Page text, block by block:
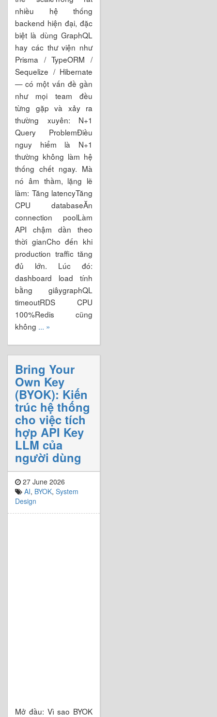
nhiều hệ thống
backend hiện đại, đặc
biệt là dùng GraphQL
hay các thư viện như
Prisma / TypeORM /
Sequelize / Hibernate
— có một vấn đề gần
như mọi team đều
từng gặp và xảy ra
thường xuyên: N+1
Query ProblemĐiều
nguy hiểm là N+1
thường không làm hệ
thống chết ngay. Mà
nó âm thầm, lặng lẽ
làm: Tăng latencyTăng
CPU databaseĂn
connection poolLàm
API chậm dần theo
thời gianCho đến khi
production traffic tăng
đủ lớn. Lúc đó:
dashboard load tính
bằng giâygraphQL
timeoutRDS CPU
100%Redis cũng
không ... »
Bring Your
Own Key
(BYOK): Kiến
trúc hệ thống
cho việc tích
hợp API Key
LLM của
người dùng
27 June 2026
AI, BYOK, System
Design
Mở đầu: Vì sao BYOK